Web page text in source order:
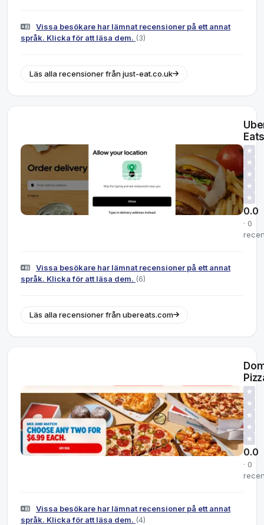
Vissa besökare har lämnat recensioner på ett annat
språk. Klicka för att läsa dem. (3)
Läs alla recensioner från just-eat.co.uk
★
★
★
★
★
0.0
· 0
Vissa besökare har lämnat recensioner på ett annat
språk. Klicka för att läsa dem. (6)
Läs alla recensioner från ubereats.com
★
★
★
★
★
0.0
· 0
Vissa besökare har lämnat recensioner på ett annat
språk. Klicka för att läsa dem. (4)